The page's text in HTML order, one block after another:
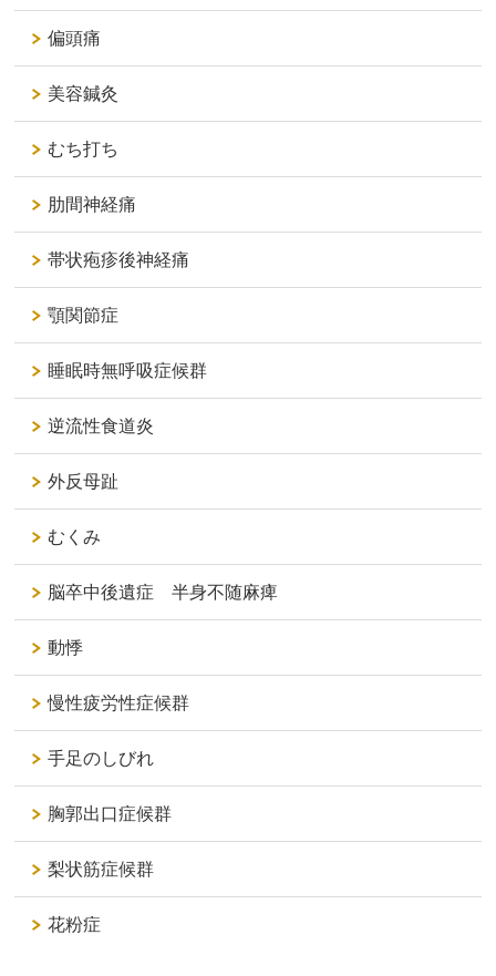
偏頭痛
美容鍼灸
むち打ち
肋間神経痛
帯状疱疹後神経痛
顎関節症
睡眠時無呼吸症候群
逆流性食道炎
外反母趾
むくみ
脳卒中後遺症 半身不随麻痺
動悸
慢性疲労性症候群
手足のしびれ
胸郭出口症候群
梨状筋症候群
花粉症